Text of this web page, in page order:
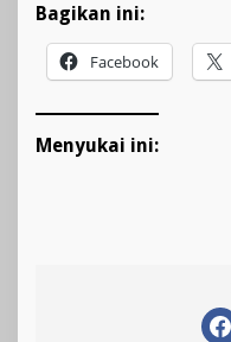
Bagikan ini:
Facebook
Menyukai ini: